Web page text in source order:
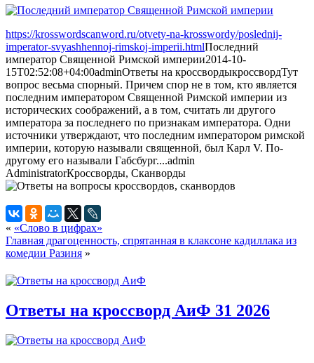
https://krosswordscanword.ru/otvety-na-krosswordy/poslednij-
imperator-svyashhennoj-rimskoj-imperii.htmlПоследний
император Священной Римской империи2014-10-
15T02:52:08+04:00adminОтветы на кроссвордыкроссвордТут
вопрос весьма спорный. Причем спор не в том, кто является
последним императором Священной Римской империи из
исторических соображений, а в том, считать ли другого
императора за последнего по признакам императора. Одни
источники утверждают, что последним императором римской
империи, которую называли священной, был Карл V. По-
другому его называли Габсбург....admin
AdministratorКроссворды, Сканворды
« «Слово в цифрах»
Главная драгоценность, спрятанная в клаксоне кадиллака из
комедии Разиня »
Ответы на кроссворд АиФ 31 2026